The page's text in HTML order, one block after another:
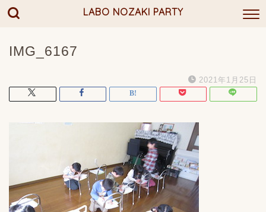
LABO NOZAKI PARTY
IMG_6167
2021年1月25日